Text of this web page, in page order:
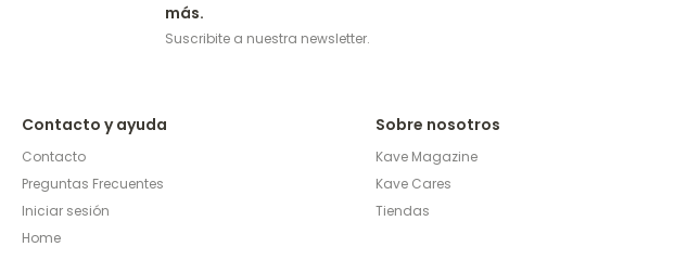
Sobre nosotros
Kave Magazine
Kave Cares
Tiendas
Contacto y ayuda
Contacto
Preguntas Frecuentes
Iniciar sesión
Home
más.
Suscribite a nuestra newsletter.